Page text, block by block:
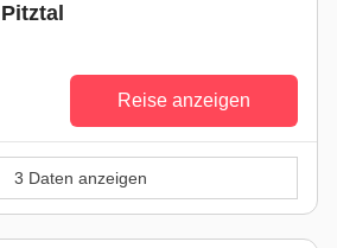
Reise anzeigen
3 Daten anzeigen